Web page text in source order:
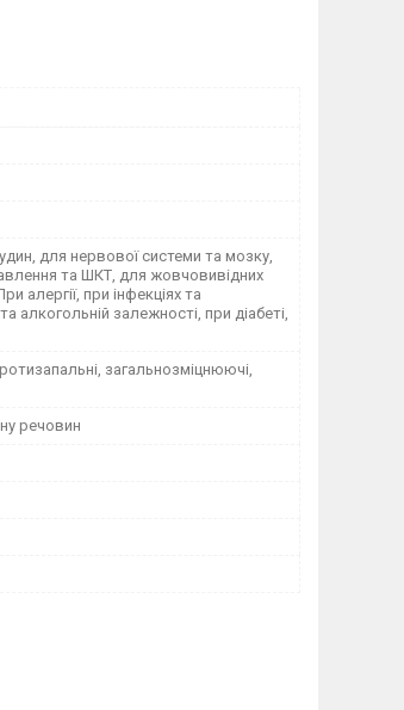
для нервової системи та мозку,
та ШКТ, для жовчовивідних
алергії, при інфекціях та
алкогольній залежності, при діабеті,
загальнозміцнюючі,
речовин